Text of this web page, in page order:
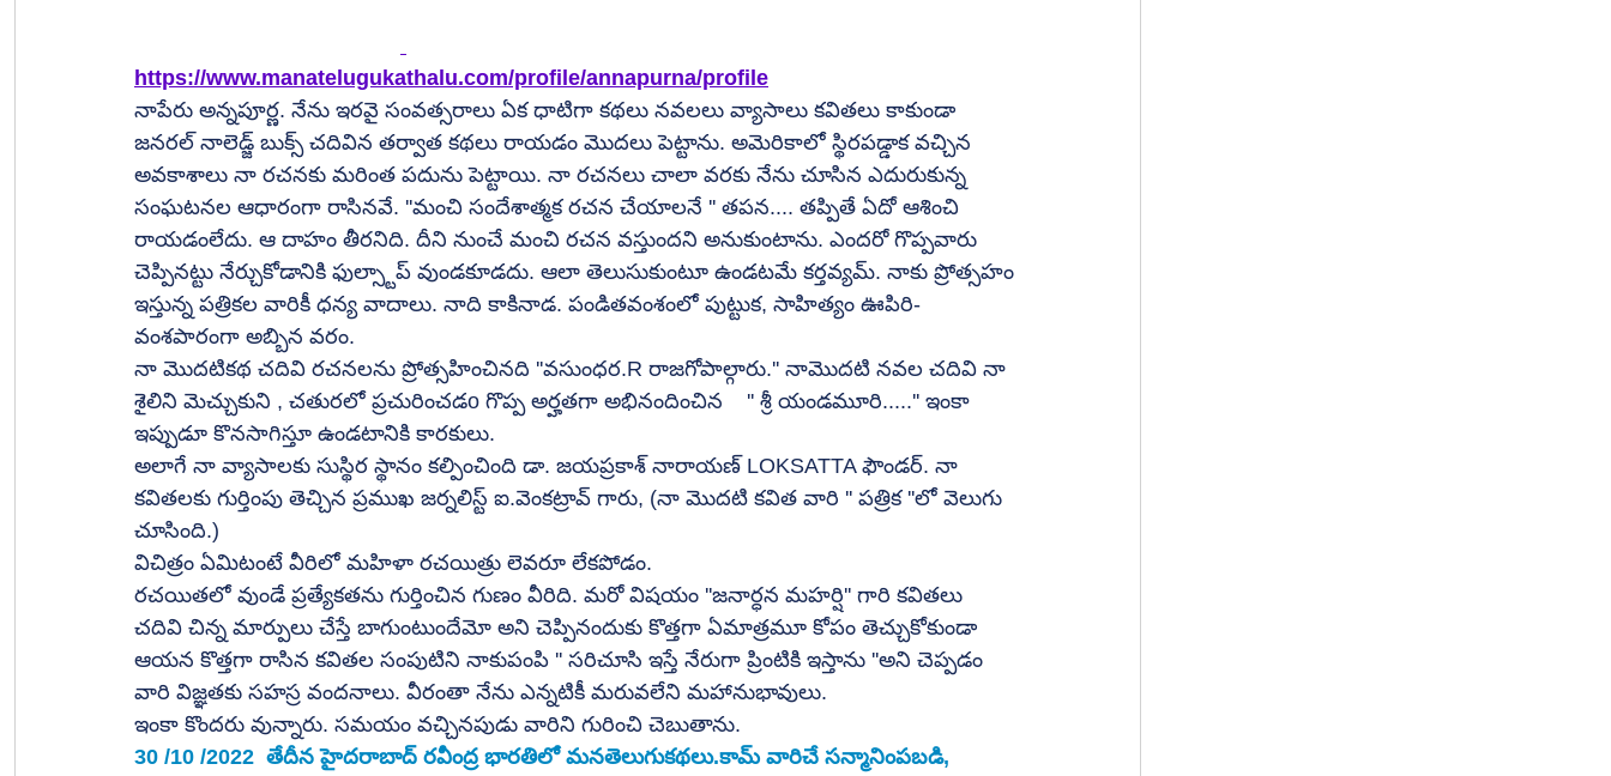
https://www.manatelugukathalu.com/profile/annapurna/profile
నాపేరు అన్నపూర్ణ. నేను ఇరవై సంవత్సరాలు ఏక ధాటిగా కథలు నవలలు వ్యాసాలు కవితలు కాకుండా
జనరల్ నాలెడ్జ్ బుక్స్ చదివిన తర్వాత కథలు రాయడం మొదలు పెట్టాను. అమెరికాలో స్థిరపడ్డాక వచ్చిన
అవకాశాలు నా రచనకు మరింత పదును పెట్టాయి. నా రచనలు చాలా వరకు నేను చూసిన ఎదురుకున్న
సంఘటనల ఆధారంగా రాసినవే. ''మంచి సందేశాత్మక రచన చేయాలనే '' తపన.... తప్పితే ఏదో ఆశించి
రాయడంలేదు. ఆ దాహం తీరనిది. దీని నుంచే మంచి రచన వస్తుందని అనుకుంటాను. ఎందరో గొప్పవారు
చెప్పినట్టు నేర్చుకోడానికి ఫుల్స్టాప్ వుండకూడదు. ఆలా తెలుసుకుంటూ ఉండటమే కర్తవ్యమ్. నాకు ప్రోత్సహం
ఇస్తున్న పత్రికల వారికీ ధన్య వాదాలు. నాది కాకినాడ. పండితవంశంలో పుట్టుక, సాహిత్యం ఊపిరి-
వంశపారంగా అబ్బిన వరం.
నా మొదటికథ చదివి రచనలను ప్రోత్సహించినది ''వసుంధర.R రాజగోపాల్గారు.'' నామొదటి నవల చదివి నా
శైలిని మెచ్చుకుని , చతురలో ప్రచురించడo గొప్ప అర్హతగా అభినందించిన    '' శ్రీ యండమూరి.....'' ఇంకా
ఇప్పుడూ కొనసాగిస్తూ ఉండటానికి కారకులు.
అలాగే నా వ్యాసాలకు సుస్థిర స్థానం కల్పించింది డా. జయప్రకాశ్ నారాయణ్ LOKSATTA ఫౌండర్. నా
కవితలకు గుర్తింపు తెచ్చిన ప్రముఖ జర్నలిస్ట్ ఐ.వెంకట్రావ్ గారు, (నా మొదటి కవిత వారి '' పత్రిక ''లో వెలుగు
చూసింది.)
విచిత్రం ఏమిటంటే వీరిలో మహిళా రచయిత్రు లెవరూ లేకపోడం.
రచయితలో వుండే ప్రత్యేకతను గుర్తించిన గుణం వీరిది. మరో విషయం ''జనార్ధన మహర్షి'' గారి కవితలు
చదివి చిన్న మార్పులు చేస్తే బాగుంటుందేమో అని చెప్పినందుకు కొత్తగా ఏమాత్రమూ కోపం తెచ్చుకోకుండా
ఆయన కొత్తగా రాసిన కవితల సంపుటిని నాకుపంపి '' సరిచూసి ఇస్తే నేరుగా ప్రింటికి ఇస్తాను ''అని చెప్పడం
వారి విజ్ఞతకు సహస్ర వందనాలు. వీరంతా నేను ఎన్నటికీ మరువలేని మహానుభావులు.
ఇంకా కొందరు వున్నారు. సమయం వచ్చినపుడు వారిని గురించి చెబుతాను.
30 /10 /2022  తేదీన హైదరాబాద్ రవీంద్ర భారతిలో మనతెలుగుకథలు.కామ్ వారిచే సన్మానింపబడి,